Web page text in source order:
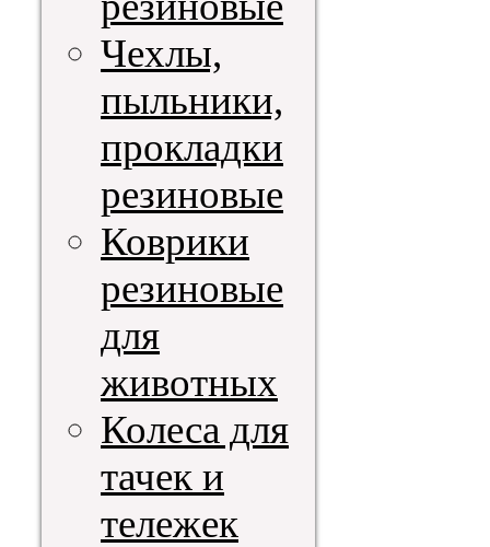
Чехлы,
пыльники,
прокладки
резиновые
Коврики
резиновые
для
животных
Колеса для
тачек и
тележек